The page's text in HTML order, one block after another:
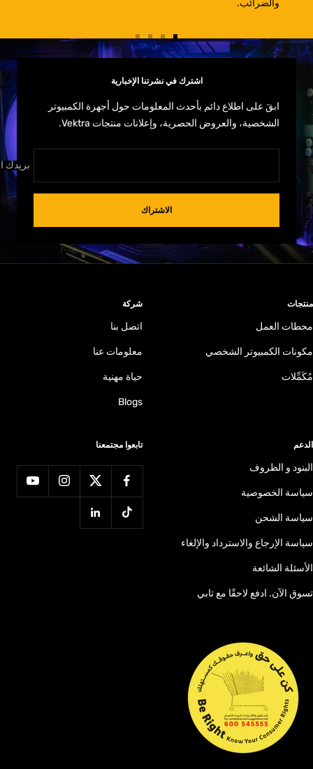
والضرائب.
اذهب
للشريحة
1
اذهب
للشريحة
2
اذهب
للشريحة
3
اذهب
للشريحة
4
اشترك في نشرتنا الإخبارية
ابقَ على اطلاع دائم بأحدث المعلومات حول أجهزة الكمبيوتر
الشخصية، والعروض الحصرية، وإعلانات منتجات Vektra.
بريدك
الاشتراك
منتجات
محطات العمل
مكونات الكمبيوتر الشخصي
مُكَمِّلات
شركة
اتصل بنا
معلومات عنا
حياة مهنية
Blogs
الدعم
البنود و الظروف
سياسة الخصوصية
سياسة الشحن
سياسة الإرجاع والاسترداد والإلغاء
الأسئلة الشائعة
تسوق الآن. ادفع لاحقًا مع تابي
تابعوا مجتمعنا